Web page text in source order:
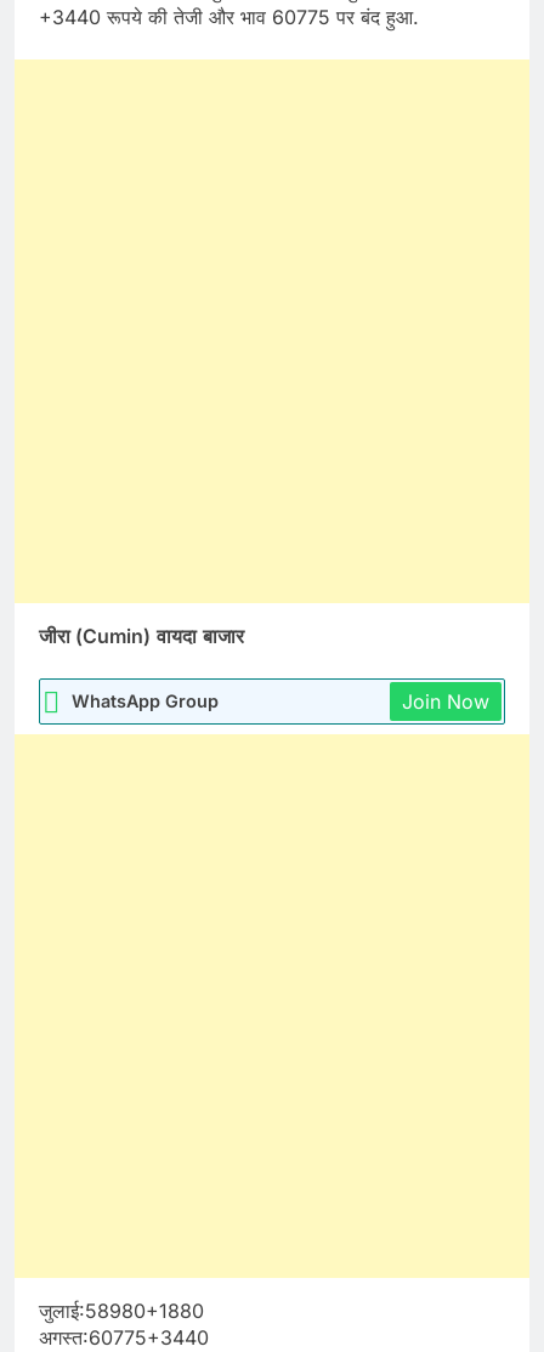
+3440 रूपये की तेजी और भाव 60775 पर बंद हुआ.
जीरा (Cumin) वायदा बाजार
WhatsApp Group Join Now
जुलाई:58980+1880
अगस्त:60775+3440